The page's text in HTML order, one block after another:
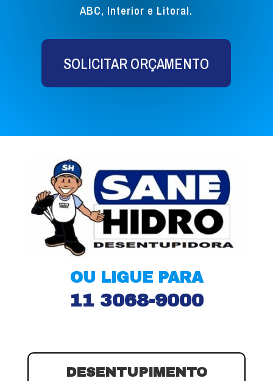
ABC, Interior e Litoral.
SOLICITAR ORÇAMENTO
OU LIGUE PARA
11 3068-9000
DESENTUPIMENTO